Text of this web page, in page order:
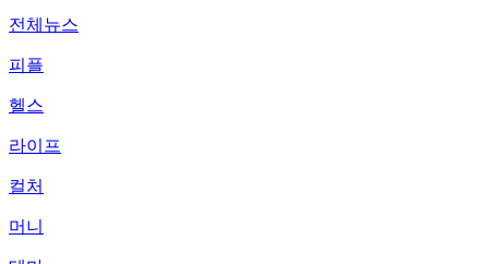
전체뉴스
피플
헬스
라이프
컬처
머니